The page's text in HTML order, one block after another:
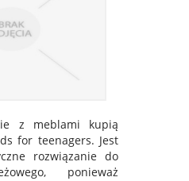
z meblami kupią
for teenagers. Jest
rozwiązanie do
ponieważ